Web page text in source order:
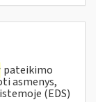
pateikimo
asmenys,
(EDS)